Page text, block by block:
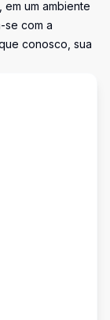
um ambiente
se com a
conosco, sua